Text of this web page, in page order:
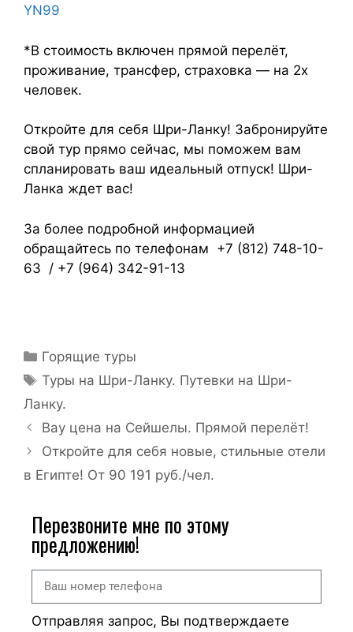
YN99
*В стоимость включен прямой перелёт,
проживание, трансфер, страховка — на 2х
человек.
Откройте для себя Шри-Ланку! Забронируйте
свой тур прямо сейчас, мы поможем вам
спланировать ваш идеальный отпуск! Шри-
Ланка ждет вас!
За более подробной информацией
обращайтесь по телефонам +7 (812) 748-10-
63 / +7 (964) 342-91-13
Горящие туры
Туры на Шри-Ланку. Путевки на Шри-
Ланку.
Вау цена на Сейшелы. Прямой перелёт!
Откройте для себя новые, стильные отели
в Египте! От 90 191 руб./чел.
Перезвоните мне по этому
предложению!
Отправляя запрос, Вы подтверждаете